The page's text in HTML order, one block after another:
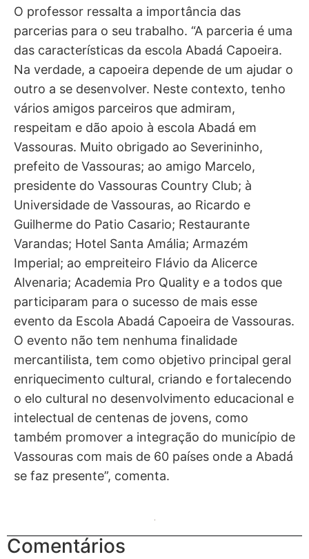
O professor ressalta a importância das
parcerias para o seu trabalho. “A parceria é uma
das características da escola Abadá Capoeira.
Na verdade, a capoeira depende de um ajudar o
outro a se desenvolver. Neste contexto, tenho
vários amigos parceiros que admiram,
respeitam e dão apoio à escola Abadá em
Vassouras. Muito obrigado ao Severininho,
prefeito de Vassouras; ao amigo Marcelo,
presidente do Vassouras Country Club; à
Universidade de Vassouras, ao Ricardo e
Guilherme do Patio Casario; Restaurante
Varandas; Hotel Santa Amália; Armazém
Imperial; ao empreiteiro Flávio da Alicerce
Alvenaria; Academia Pro Quality e a todos que
participaram para o sucesso de mais esse
evento da Escola Abadá Capoeira de Vassouras.
O evento não tem nenhuma finalidade
mercantilista, tem como objetivo principal geral
enriquecimento cultural, criando e fortalecendo
o elo cultural no desenvolvimento educacional e
intelectual de centenas de jovens, como
também promover a integração do município de
Vassouras com mais de 60 países onde a Abadá
se faz presente”, comenta.
Comentários